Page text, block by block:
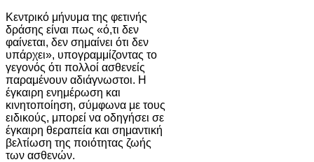
Κεντρικό μήνυμα της φετινής
δράσης είναι πως «ό,τι δεν
φαίνεται, δεν σημαίνει ότι δεν
υπάρχει», υπογραμμίζοντας το
γεγονός ότι πολλοί ασθενείς
παραμένουν αδιάγνωστοι. Η
έγκαιρη ενημέρωση και
κινητοποίηση, σύμφωνα με τους
ειδικούς, μπορεί να οδηγήσει σε
έγκαιρη θεραπεία και σημαντική
βελτίωση της ποιότητας ζωής
των ασθενών.